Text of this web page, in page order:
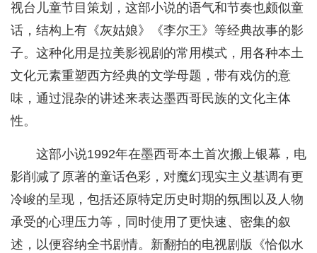
视台儿童节目策划，这部小说的语气和节奏也颇似童
话，结构上有《灰姑娘》《李尔王》等经典故事的影
子。这种化用是拉美影视剧的常用模式，用各种本土
文化元素重塑西方经典的文学母题，带有戏仿的意
味，通过混杂的讲述来表达墨西哥民族的文化主体
性。
这部小说1992年在墨西哥本土首次搬上银幕，电
影削减了原著的童话色彩，对魔幻现实主义基调有更
冷峻的呈现，包括还原特定历史时期的氛围以及人物
承受的心理压力等，同时使用了更快速、密集的叙
述，以便容纳全书剧情。新翻拍的电视剧版《恰似水